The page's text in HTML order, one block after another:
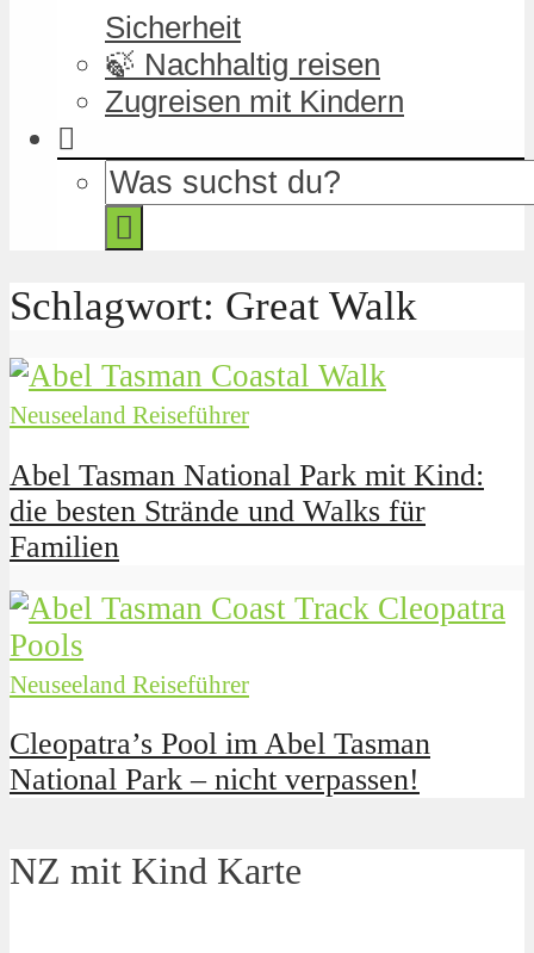
Sicherheit
🍃 Nachhaltig reisen
Zugreisen mit Kindern
Schlagwort: Great Walk
Neuseeland Reiseführer
Abel Tasman National Park mit Kind:
die besten Strände und Walks für
Familien
Neuseeland Reiseführer
Cleopatra’s Pool im Abel Tasman
National Park – nicht verpassen!
NZ mit Kind Karte